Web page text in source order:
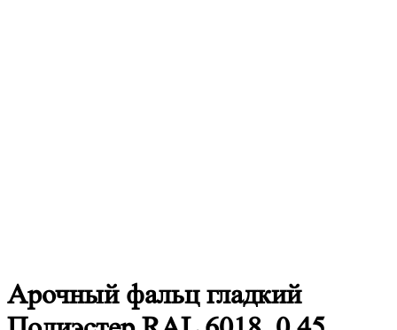
Арочныйфальц гладкий